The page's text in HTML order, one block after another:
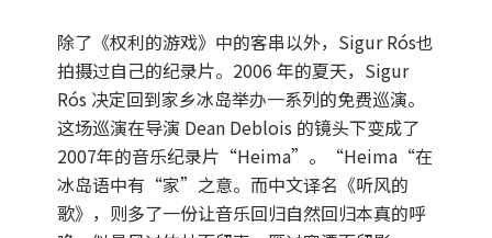
除了《权利的游戏》中的客串以外，Sigur Rós也
拍摄过自己的纪录片。2006 年的夏天，Sigur
Rós 决定回到家乡冰岛举办一系列的免费巡演。
这场巡演在导演 Dean Deblois 的镜头下变成了
2007年的音乐纪录片“Heima”。“Heima“在
冰岛语中有“家”之意。而中文译名《听风的
歌》，则多了一份让音乐回归自然回归本真的呼